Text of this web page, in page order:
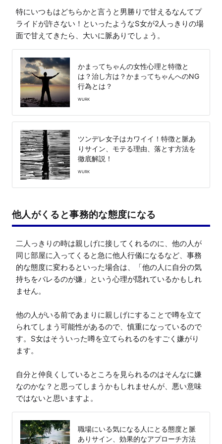
特にいつもはどちらかと言うと男勝りで甘えるなんてプ
ライドが許さない！といったようなS女が2人っきりの場
面で甘えてきたら、大いに脈ありでしょう。
かまってちゃんの女性心理と特徴と
は？治し方は？かまってちゃんへのNG
行為とは？
WURK
ツンデレ女子はカワイイ！特徴と脈あ
りサイン、モテる理由、落とす方法を
徹底解説！
WURK
他人がくると事務的な態度になる
二人っきりの時は親しげに接してくれるのに、他の人が
同じ部屋に入ってくると急に他人行儀になるなど、事務
的な態度に変わるといった場合は、「他の人に自分の気
持ちをバレるのが嫌」という心理が隠れているかもしれ
ません。
他の人がいる前であまりに親しげにすることで噂を立て
られてしまう可能性があるので、慎重になっているので
す。S女はそういった噂を立てられるのをすごく嫌がり
ます。
自分と仲良くしているところを見られるのはそんなに嫌
なのかな？と思ってしまうかもしれませんが、悪い意味
ではないと思いますよ。
職場にいる気になる人にとる態度と脈
ありサイン、効果的なアプローチ方法